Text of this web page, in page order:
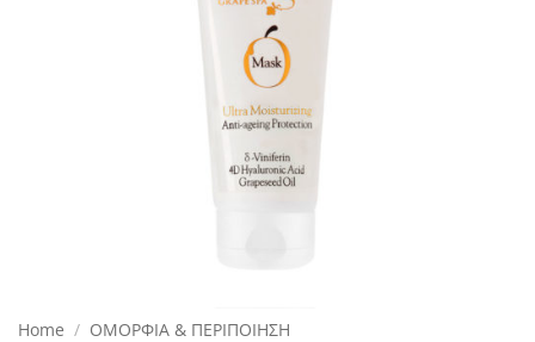
Home / ΟΜΟΡΦΙΑ & ΠΕΡΙΠΟΙΗΣΗ